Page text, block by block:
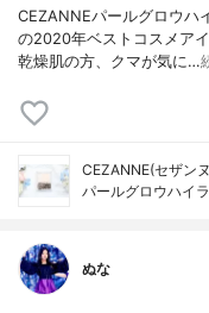
CEZANNEパールグロウハ
の2020年ベストコスメア
乾燥肌の方、クマが気に…
CEZANNE(セザン
パールグロウハイ
ぬな